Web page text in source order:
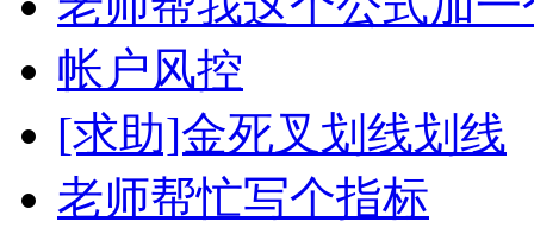
帐户风控
[求助]金死叉划线划线
老师帮忙写个指标